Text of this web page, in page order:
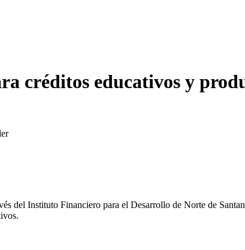
créditos educativos y
del Instituto Financiero para el Desarrollo de Norte de